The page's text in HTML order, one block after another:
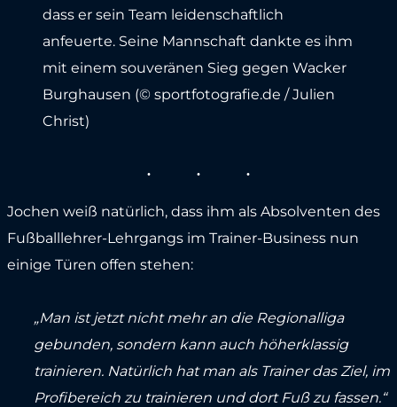
dass er sein Team leidenschaftlich
anfeuerte. Seine Mannschaft dankte es ihm
mit einem souveränen Sieg gegen Wacker
Burghausen (© sportfotografie.de / Julien
Christ)
Jochen weiß natürlich, dass ihm als Absolventen des
Fußballlehrer-Lehrgangs im Trainer-Business nun
einige Türen offen stehen:
„Man ist jetzt nicht mehr an die Regionalliga
gebunden, sondern kann auch höherklassig
trainieren. Natürlich hat man als Trainer das Ziel, im
Profibereich zu trainieren und dort Fuß zu fassen.“